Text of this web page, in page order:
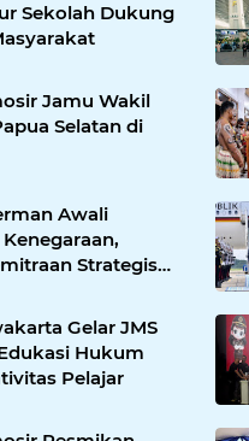
Sekolah Dukung
Jamu Wakil
Selatan di
Awali
Strategis
Gelar JMS
Hukum
Pelajar